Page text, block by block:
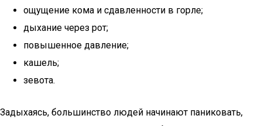
ощущение кома и сдавленности в горле;
дыхание через рот;
повышенное давление;
кашель;
зевота.
Задыхаясь, большинство людей начинают паниковать,